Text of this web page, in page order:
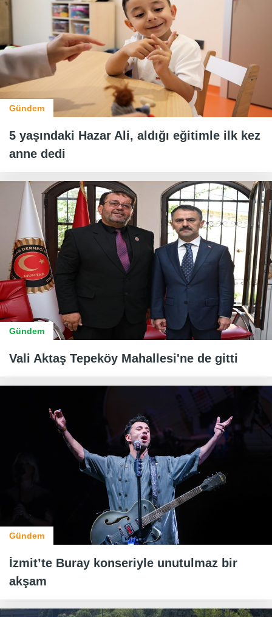
Gündem
5 yaşındaki Hazar Ali, aldığı eğitimle ilk kez
anne dedi
Gündem
Vali Aktaş Tepeköy Mahallesi'ne de gitti
Gündem
İzmit’te Buray konseriyle unutulmaz bir
akşam